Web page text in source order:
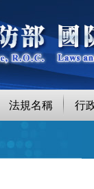
法規名稱 行